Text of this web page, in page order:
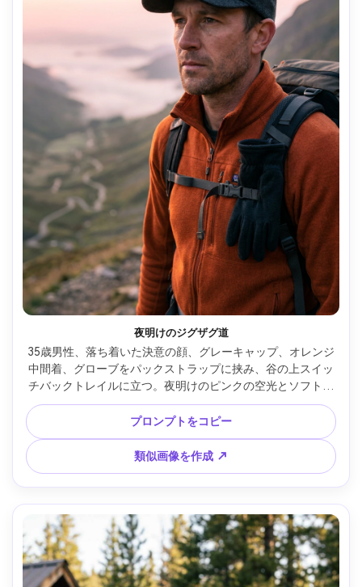
夜明けのジグザグ道
35歳男性、落ち着いた決意の顔、グレーキャップ、オレンジ
中間着、グローブをパックストラップに挟み、谷の上スイッ
チバックトレイルに立つ。夜明けのピンクの空光とソフトな
リムライト、Sony A1、85mm f/1.4、クリスプなボケ、胸上
構図、内省的ムード、自然な肌感、クリーンなカラーグレー
ディング、高解像度 --ar 4:5
プロンプトをコピー
類似画像を作成 ↗